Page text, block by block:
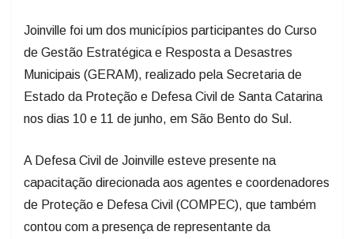
Joinville foi um dos municípios participantes do Curso
de Gestão Estratégica e Resposta a Desastres
Municipais (GERAM), realizado pela Secretaria de
Estado da Proteção e Defesa Civil de Santa Catarina
nos dias 10 e 11 de junho, em São Bento do Sul.
A Defesa Civil de Joinville esteve presente na
capacitação direcionada aos agentes e coordenadores
de Proteção e Defesa Civil (COMPEC), que também
contou com a presença de representante da